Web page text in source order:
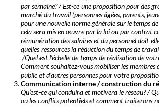
par semaine? / Est-ce une proposition pour des
marché du travail (personnes âgées, parents,
pour une nouvelle norme générale sur le temps
cela sera mis en œuvre par la loi ou par contrat
rémunération des salaires et du personnel doit-
quelles ressources la réduction du temps de
/Quel est l’échelle de temps de réalisation de
Comment souhaitez-vous mobiliser les
public et d’autres personnes pour votre
Communication interne / construction du
Qu’est-ce qui conduira et motivera le réseau? /
ou les conflits potentiels et comment traiterons-